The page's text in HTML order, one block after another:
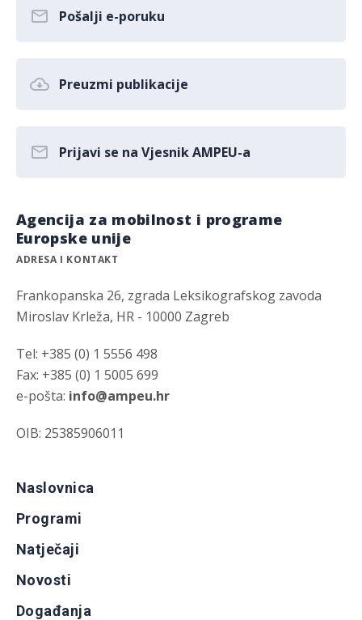
Pošalji e-poruku
Preuzmi publikacije
Prijavi se na Vjesnik AMPEU-a
Agencija za mobilnost i programe
Europske unije
ADRESA I KONTAKT
Frankopanska 26, zgrada Leksikografskog zavoda
Miroslav Krleža, HR - 10000 Zagreb
Tel: +385 (0) 1 5556 498
Fax: +385 (0) 1 5005 699
e-pošta: info@ampeu.hr
OIB: 25385906011
Naslovnica
Programi
Natječaji
Novosti
Događanja